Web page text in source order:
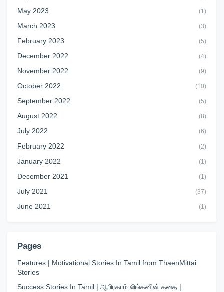
May 2023 (1)
March 2023 (3)
February 2023 (5)
December 2022 (4)
November 2022 (9)
October 2022 (10)
September 2022 (5)
August 2022 (8)
July 2022 (6)
February 2022 (2)
January 2022 (1)
December 2021 (1)
July 2021 (37)
June 2021 (1)
Pages
Features | Motivational Stories In Tamil from ThaenMittai
Stories
Success Stories In Tamil | ஆபிரகாம் லிங்கனின் கதை |